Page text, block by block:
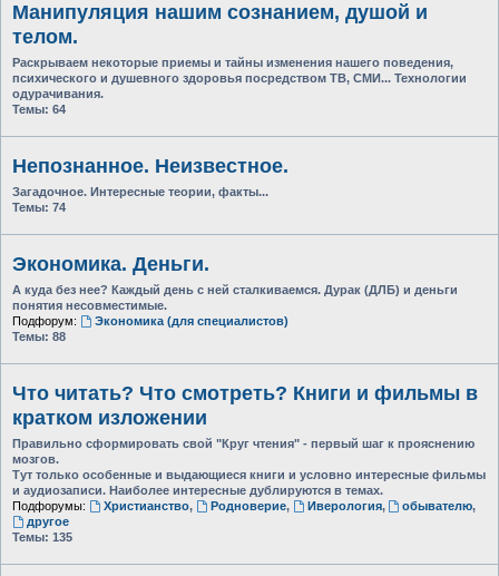
Манипуляция нашим сознанием, душой и
телом.
Раскрываем некоторые приемы и тайны изменения нашего поведения,
психического и душевного здоровья посредством ТВ, СМИ... Технологии
одурачивания.
Темы: 64
Непознанное. Неизвестное.
Загадочное. Интересные теории, факты...
Темы: 74
Экономика. Деньги.
А куда без нее? Каждый день с ней сталкиваемся. Дурак (ДЛБ) и деньги
понятия несовместимые.
Подфорум:
Экономика (для специалистов)
Темы: 88
Что читать? Что смотреть? Книги и фильмы в
кратком изложении
Правильно сформировать свой "Круг чтения" - первый шаг к прояснению
мозгов.
Тут только особенные и выдающиеся книги и условно интересные фильмы
и аудиозаписи. Наиболее интересные дублируются в темах.
Подфорумы:
Христианство, Родноверие, Иверология, обывателю,
другое
Темы: 135